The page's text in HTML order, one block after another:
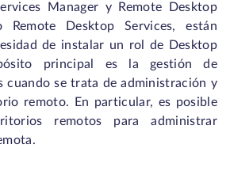
Manager y Remote Desktop
Remote Desktop Services, están
de instalar un rol de Desktop
principal es la gestión de
cuando se trata de administración y
remoto. En particular, es posible
remotos para administrar